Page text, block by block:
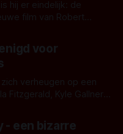
hij er eindelijk: de
film van Robert
deze keer is (kon
je mee?
voor
verheugen op een
Fitzgerald, Kyle Gallner
waarvoor de
- een bizarre